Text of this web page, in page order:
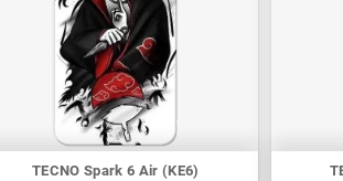
TECNO Spark 6 Air (KE6)